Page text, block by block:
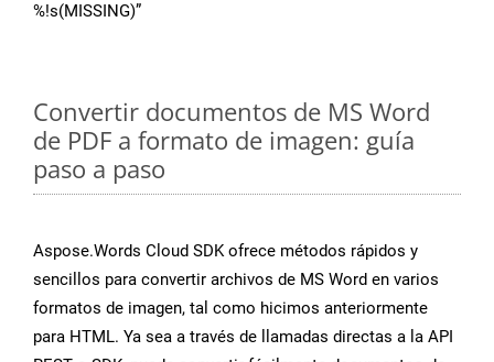
%!s(MISSING)”
Convertir documentos de MS Word
de PDF a formato de imagen: guía
paso a paso
Aspose.Words Cloud SDK ofrece métodos rápidos y
sencillos para convertir archivos de MS Word en varios
formatos de imagen, tal como hicimos anteriormente
para HTML. Ya sea a través de llamadas directas a la API